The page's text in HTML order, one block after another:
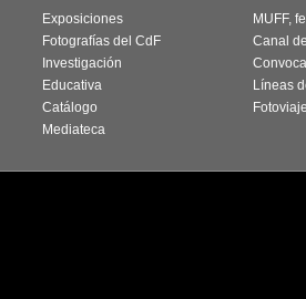
Exposiciones
Fotografías del CdF
Investigación
Educativa
Catálogo
Mediateca
MUFF,
Canal
Líneas